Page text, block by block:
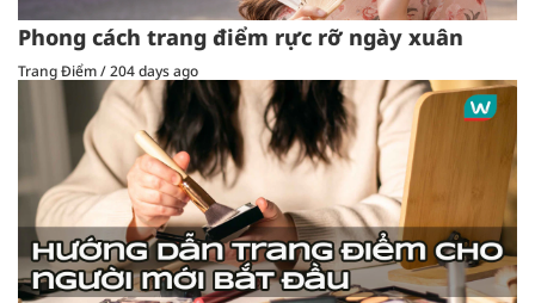
Phong cách trang điểm rực rỡ ngày xuân
Trang Điểm/204 days ago